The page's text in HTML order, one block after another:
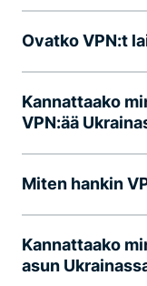
Ovatko VPN:t
Kannattaako
VPN:ää
Miten hankin
Kannattaako
asun